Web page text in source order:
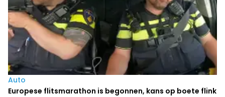
Auto
Europese flitsmarathon is begonnen, kans op boete flink